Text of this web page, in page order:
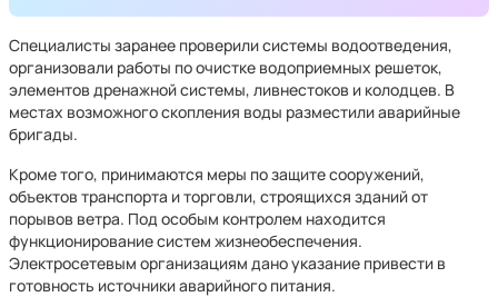
Специалисты заранее проверили системы водоотведения,
организовали работы по очистке водоприемных решеток,
элементов дренажной системы, ливнестоков и колодцев. В
местах возможного скопления воды разместили аварийные
бригады.
Кроме того, принимаются меры по защите сооружений,
объектов транспорта и торговли, строящихся зданий от
порывов ветра. Под особым контролем находится
функционирование систем жизнеобеспечения.
Электросетевым организациям дано указание привести в
готовность источники аварийного питания.